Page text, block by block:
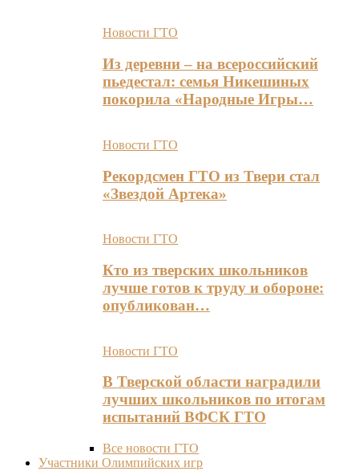
Новости ГТО
Из деревни – на всероссийский
пьедестал: семья Никешиных
покорила «Народные Игры…
Новости ГТО
Рекордсмен ГТО из Твери стал
«Звездой Артека»
Новости ГТО
Кто из тверских школьников
лучше готов к труду и обороне:
опубликован…
Новости ГТО
В Тверской области наградили
лучших школьников по итогам
испытаний ВФСК ГТО
Все новости ГТО
Участники Олимпийских игр